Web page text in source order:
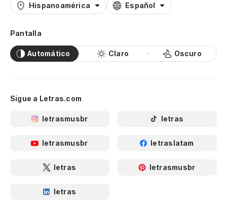
Hispanoamérica Español
Pantalla
Automático Claro Oscuro
Sigue a Letras.com
letrasmusbr letras
letrasmusbr letraslatam
letras letrasmusbr
letras